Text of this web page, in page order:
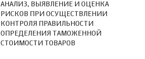
АНАЛИЗ, ВЫЯВЛЕНИЕ И ОЦЕНКА
РИСКОВ ПРИ ОСУЩЕСТВЛЕНИИ
КОНТРОЛЯ ПРАВИЛЬНОСТИ
ОПРЕДЕЛЕНИЯ ТАМОЖЕННОЙ
СТОИМОСТИ ТОВАРОВ